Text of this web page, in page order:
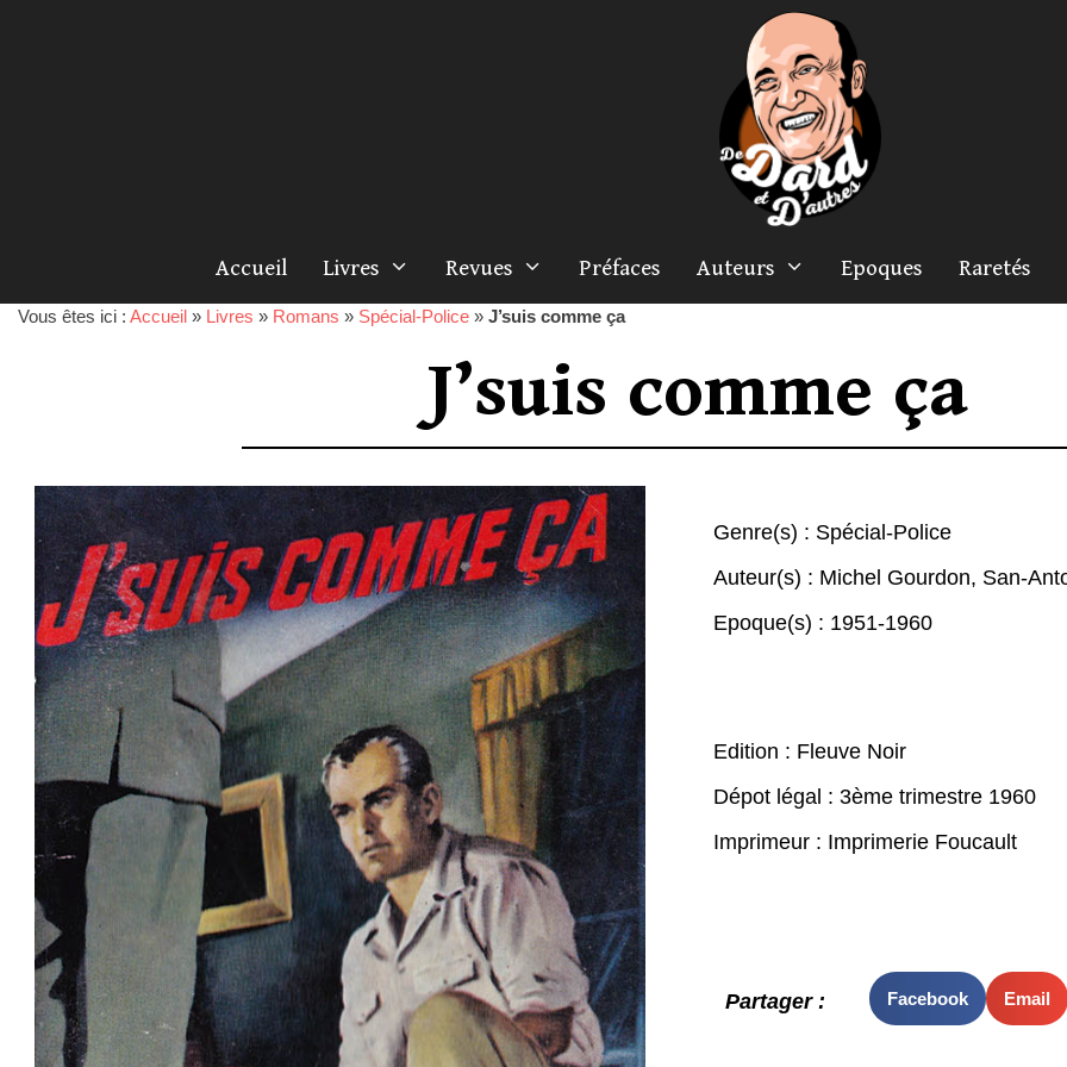
Accueil Livres Revues Préfaces Auteurs Epoques Raretés
Vous êtes ici : Accueil » Livres » Romans » Spécial-Police » J’suis comme ça
J’suis comme ça
Genre(s) : Spécial-Police
Auteur(s) : Michel Gourdon, San-
Epoque(s) : 1951-1960
Edition : Fleuve Noir
Dépot légal : 3ème trimestre 1960
Imprimeur : Imprimerie Foucault
Partager : Facebook Email